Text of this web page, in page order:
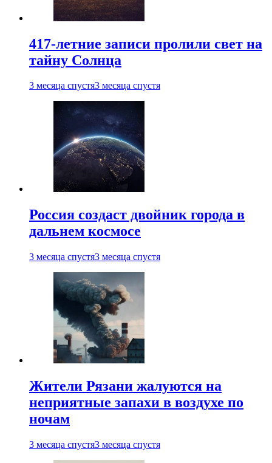
417-летние записи пролили свет на
тайну Солнца
3 месяца спустя3 месяца спустя
Россия создаст двойник города в
дальнем космосе
3 месяца спустя3 месяца спустя
Жители Рязани жалуются на
неприятные запахи в воздухе по
ночам
3 месяца спустя3 месяца спустя